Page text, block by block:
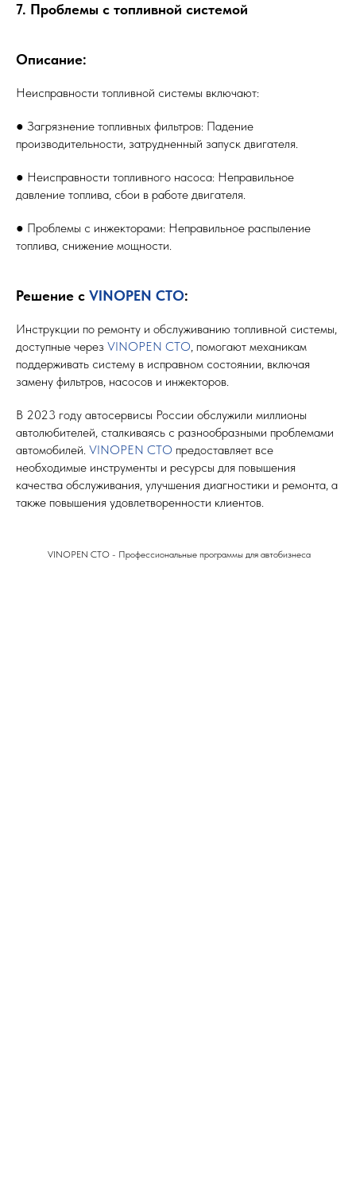
7. Проблемы с топливной системой
Описание:
Неисправности топливной системы включают:
● Загрязнение топливных фильтров: Падение
производительности, затрудненный запуск двигателя.
● Неисправности топливного насоса: Неправильное
давление топлива, сбои в работе двигателя.
● Проблемы с инжекторами: Неправильное распыление
топлива, снижение мощности.
Решение с VINOPEN СТО:
Инструкции по ремонту и обслуживанию топливной системы,
доступные через VINOPEN СТО, помогают механикам
поддерживать систему в исправном состоянии, включая
замену фильтров, насосов и инжекторов.
В 2023 году автосервисы России обслужили миллионы
автолюбителей, сталкиваясь с разнообразными проблемами
автомобилей. VINOPEN СТО предоставляет все
необходимые инструменты и ресурсы для повышения
качества обслуживания, улучшения диагностики и ремонта, а
также повышения удовлетворенности клиентов.
VINOPEN СТО - Профессиональные программы для автобизнеса